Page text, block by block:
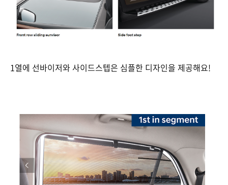
1열에 선바이저와 사이드스텝은 심플한 디자인을 제공해요!